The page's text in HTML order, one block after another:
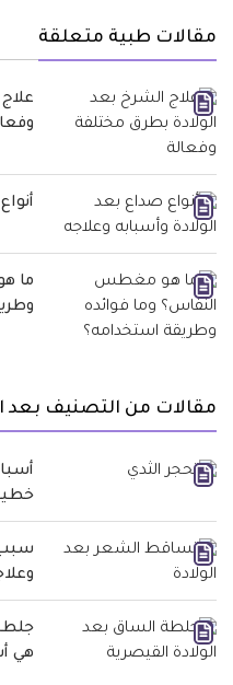
مقالات طبية متعلقة
ما
مقالات من التصنيف بعد
سبب
هي